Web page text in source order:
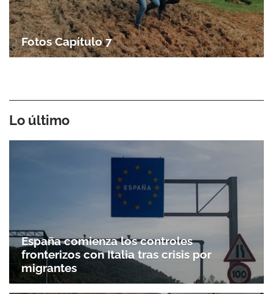
Fotos Capítulo 7
Lo último
España comienza los controles
fronterizos con Italia tras crisis por
migrantes